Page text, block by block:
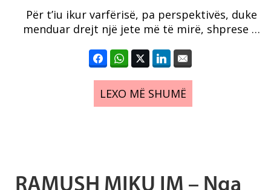
Për t’iu ikur varfërisë, pa perspektivës, duke
menduar drejt një jete më të mirë, shprese …
LEXO MË SHUMË